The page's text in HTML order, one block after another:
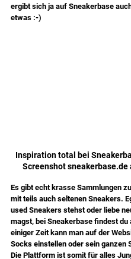
ergibt sich ja auf Sneakerbase
etwas :-)
Inspiration total bei
Screenshot sneakerbase.de
Es gibt echt krasse Sammlungen
mit teils auch seltenen Sneakers.
used Sneakers stehst oder liebe
magst, bei Sneakerbase findest du
einiger Zeit kann man auf der
Socks einstellen oder sein ganzen
Die Plattform ist somit für alles